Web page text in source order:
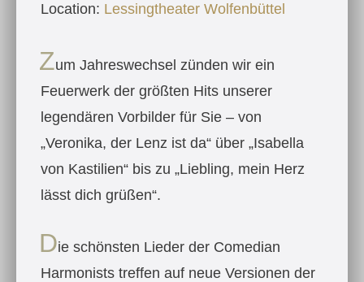
Location: Lessingtheater Wolfenbüttel
Zum Jahreswechsel zünden wir ein
Feuerwerk der größten Hits unserer
legendären Vorbilder für Sie – von
„Veronika, der Lenz ist da“ über „Isabella
von Kastilien“ bis zu „Liebling, mein Herz
lässt dich grüßen“.
Die schönsten Lieder der Comedian
Harmonists treffen auf neue Versionen der